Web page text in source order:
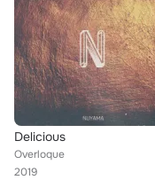
Delicious
Overloque
2019